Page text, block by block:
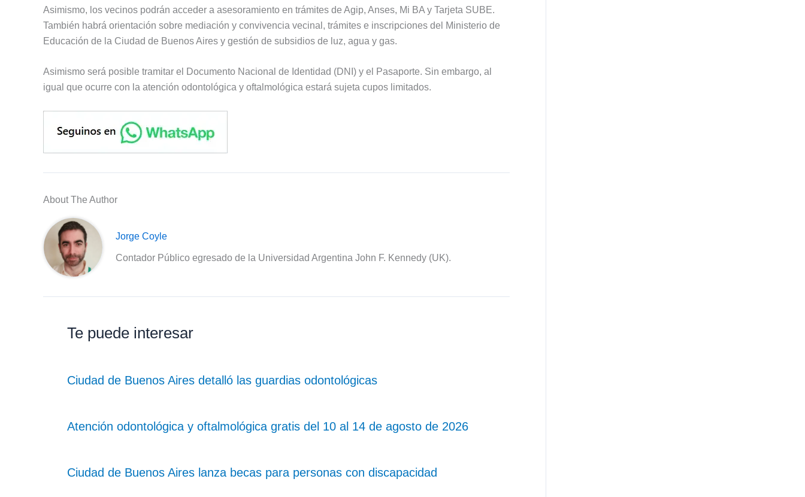
Asimismo, los vecinos podrán acceder a asesoramiento en trámites de Agip, Anses, Mi BA y Tarjeta SUBE.
También habrá orientación sobre mediación y convivencia vecinal, trámites e inscripciones del Ministerio de
Educación de la Ciudad de Buenos Aires y gestión de subsidios de luz, agua y gas.
Asimismo será posible tramitar el Documento Nacional de Identidad (DNI) y el Pasaporte. Sin embargo, al
igual que ocurre con la atención odontológica y oftalmológica estará sujeta cupos limitados.
About The Author
Jorge Coyle
Contador Público egresado de la Universidad Argentina John F. Kennedy (UK).
Te puede interesar
Ciudad de Buenos Aires detalló las guardias odontológicas
Atención odontológica y oftalmológica gratis del 10 al 14 de agosto de 2026
Ciudad de Buenos Aires lanza becas para personas con discapacidad